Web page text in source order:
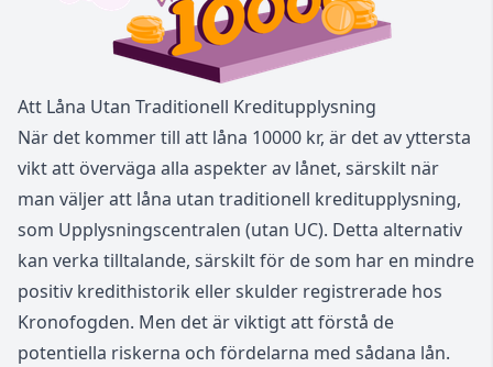
Att Låna Utan Traditionell Kreditupplysning
När det kommer till att låna 10000 kr, är det av yttersta
vikt att överväga alla aspekter av lånet, särskilt när
man väljer att låna utan traditionell kreditupplysning,
som Upplysningscentralen (utan UC). Detta alternativ
kan verka tilltalande, särskilt för de som har en mindre
positiv kredithistorik eller skulder registrerade hos
Kronofogden. Men det är viktigt att förstå de
potentiella riskerna och fördelarna med sådana lån.